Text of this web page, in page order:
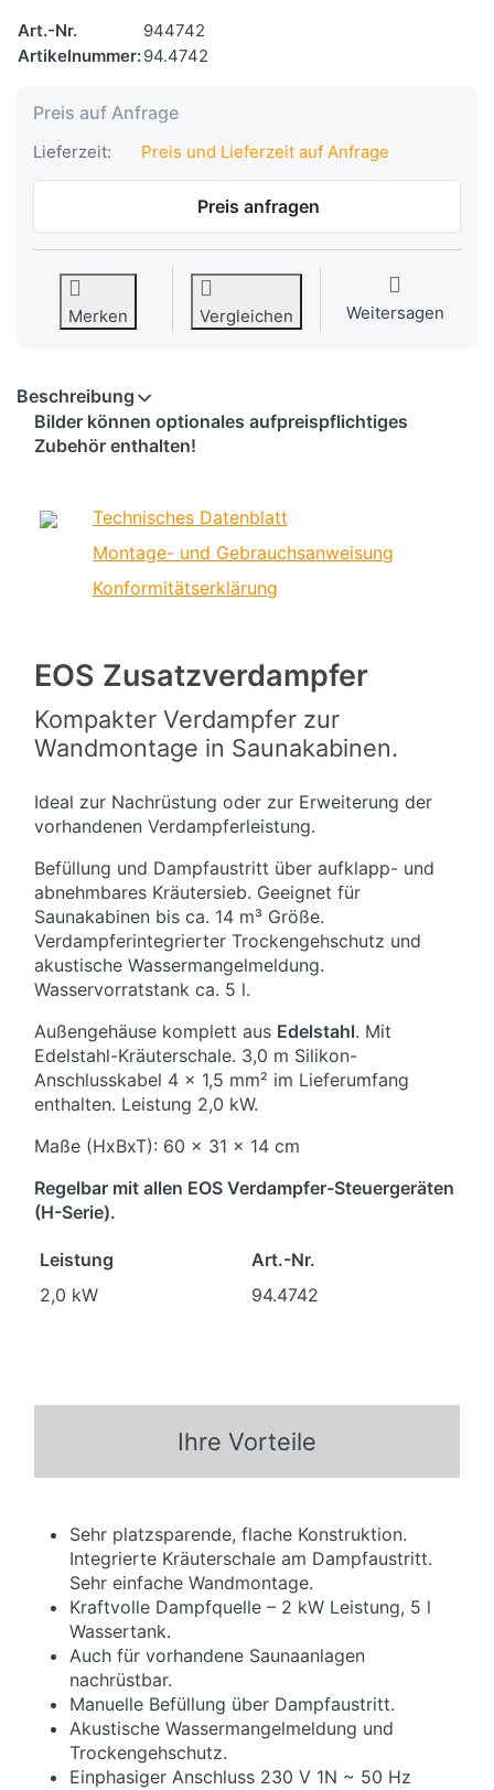
Art.-Nr.
944742
Artikelnummer:94.4742
Preis auf Anfrage
Lieferzeit: Preis und Lieferzeit auf Anfrage
Preis anfragen
Merken Vergleichen Weitersagen
Beschreibung
Bilder können optionales aufpreispflichtiges
Zubehör enthalten!
Technisches Datenblatt
Montage- und Gebrauchsanweisung
Konformitätserklärung
EOS Zusatzverdampfer
Kompakter Verdampfer zur
Wandmontage in Saunakabinen.
Ideal zur Nachrüstung oder zur Erweiterung der
vorhandenen Verdampferleistung.
Befüllung und Dampfaustritt über aufklapp- und
abnehmbares Kräutersieb. Geeignet für
Saunakabinen bis ca. 14 m³ Größe.
Verdampferintegrierter Trockengehschutz und
akustische Wassermangelmeldung.
Wasservorratstank ca. 5 l.
Außengehäuse komplett aus Edelstahl. Mit
Edelstahl-Kräuterschale. 3,0 m Silikon-
Anschlusskabel 4 x 1,5 mm² im Lieferumfang
enthalten. Leistung 2,0 kW.
Maße (HxBxT): 60 x 31 x 14 cm
Regelbar mit allen EOS Verdampfer-Steuergeräten
(H-Serie).
Leistung
Art.-Nr.
2,0 kW
94.4742
Ihre Vorteile
Sehr platzsparende, flache Konstruktion.
Integrierte Kräuterschale am Dampfaustritt.
Sehr einfache Wandmontage.
Kraftvolle Dampfquelle – 2 kW Leistung, 5 l
Wassertank.
Auch für vorhandene Saunaanlagen
nachrüstbar.
Manuelle Befüllung über Dampfaustritt.
Akustische Wassermangelmeldung und
Trockengehschutz.
Einphasiger Anschluss 230 V 1N ~ 50 Hz